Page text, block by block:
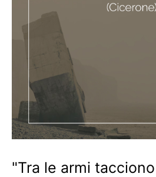
"Tra le armi